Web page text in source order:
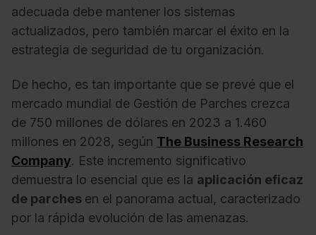
adecuada debe mantener los sistemas
actualizados, pero también marcar el éxito en la
estrategia de seguridad de tu organización.
De hecho, es tan importante que se prevé que el
mercado mundial de Gestión de Parches crezca
de 750 millones de dólares en 2023 a 1.460
millones en 2028, según The Business Research
Company. Este incremento significativo
demuestra lo esencial que es la aplicación eficaz
de parches en el panorama actual, caracterizado
por la rápida evolución de las amenazas.